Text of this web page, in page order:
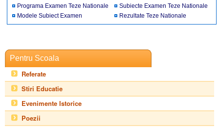
Pentru Scoala
Referate
Stiri Educatie
Evenimente Istorice
Poezii
Programa Examen Teze Nationale
Modele Subiect Examen
Subiecte Examen Teze Nationale
Rezultate Teze Nationale